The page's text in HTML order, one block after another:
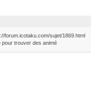
forum.icotaku.com/sujet/1869.html
pour trouver des animé